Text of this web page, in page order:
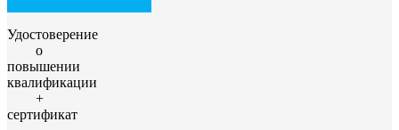
Удостоверение
о
повышении
квалификации
+
сертификат